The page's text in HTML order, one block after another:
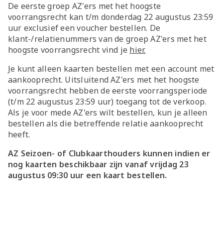
De eerste groep AZ'ers met het hoogste
voorrangsrecht kan t/m donderdag 22 augustus 23:59
uur exclusief een voucher bestellen. De
klant-/relatienummers van de groep AZ'ers met het
hoogste voorrangsrecht vind je hier.
Je kunt alleen kaarten bestellen met een account met
aankooprecht. Uitsluitend AZ'ers met het hoogste
voorrangsrecht hebben de eerste voorrangsperiode
(t/m 22 augustus 23:59 uur) toegang tot de verkoop.
Als je voor mede AZ'ers wilt bestellen, kun je alleen
bestellen als die betreffende relatie aankooprecht
heeft.
AZ Seizoen- of Clubkaarthouders kunnen indien er
nog kaarten beschikbaar zijn vanaf vrijdag 23
augustus 09:30 uur een kaart bestellen.